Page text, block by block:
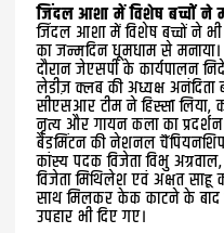
जिंदल आशा में विशेष बच्चों ने
जिंदल आशा में विशेष बच्चों ने
का जन्मदिन धूमधाम से
दौरान जेएसपी के कार्यपालन
लेडीज़ क्लब की अध्यक्ष अनंदिता
सीएसआर टीम ने हिस्सा लिया,
नृत्य और गायन कला का
बैडमिंटन की नेशनल
कांस्य पदक विजेता विभु
विजेता मिथिलेश एवं अक्षत साहू
साथ मिलकर केक काटने के
उपहार भी दिए गए।